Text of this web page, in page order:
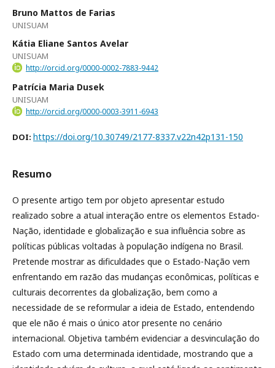
Bruno Mattos de Farias
UNISUAM
Kátia Eliane Santos Avelar
UNISUAM
http://orcid.org/0000-0002-7883-9442
Patrícia Maria Dusek
UNISUAM
http://orcid.org/0000-0003-3911-6943
DOI: https://doi.org/10.30749/2177-8337.v22n42p131-150
Resumo
O presente artigo tem por objeto apresentar estudo
realizado sobre a atual interação entre os elementos Estado-
Nação, identidade e globalização e sua influência sobre as
políticas públicas voltadas à população indígena no Brasil.
Pretende mostrar as dificuldades que o Estado-Nação vem
enfrentando em razão das mudanças econômicas, políticas e
culturais decorrentes da globalização, bem como a
necessidade de se reformular a ideia de Estado, entendendo
que ele não é mais o único ator presente no cenário
internacional. Objetiva também evidenciar a desvinculação do
Estado com uma determinada identidade, mostrando que a